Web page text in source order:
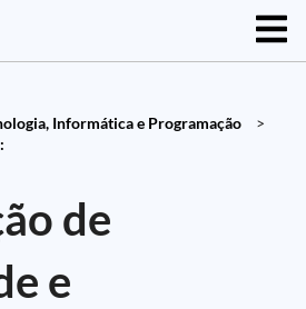
Informática e Programação
>
de
e